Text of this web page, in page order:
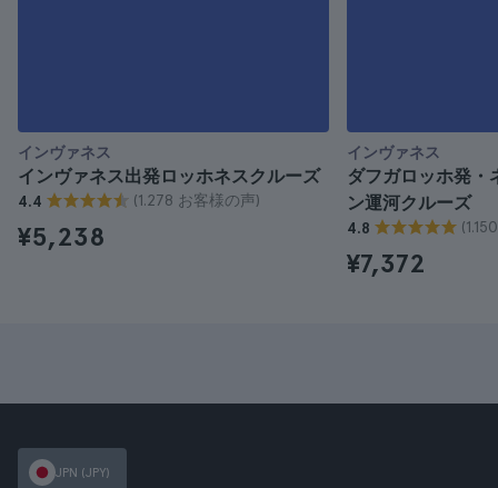
インヴァネス
インヴァネス出発ロッホネスクルーズ
4.4 (1.278 お客様の声)
¥5,238
インヴァネス
ダフガロッホ発・
ン運河クルーズ
4.8
¥7,372
JPN (JPY)